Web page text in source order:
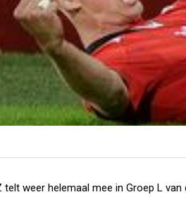
telt weer helemaal mee in Groep L